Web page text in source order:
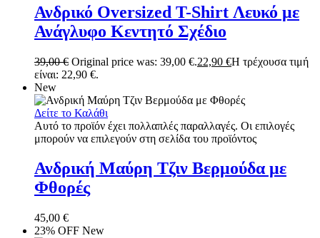
Ανδρικό Oversized T-Shirt Λευκό με
Ανάγλυφο Κεντητό Σχέδιο
39,00€ Original price was: 39,00 €.22,90 €Η τρέχουσα τιμή
είναι: 22,90 €.
New
Δείτε το Καλάθι
Αυτό το προϊόν έχει πολλαπλές παραλλαγές. Οι επιλογές
μπορούν να επιλεγούν στη σελίδα του προϊόντος
Ανδρική Μαύρη Τζιν Βερμούδα με
Φθορές
45,00 €
23% OFF New